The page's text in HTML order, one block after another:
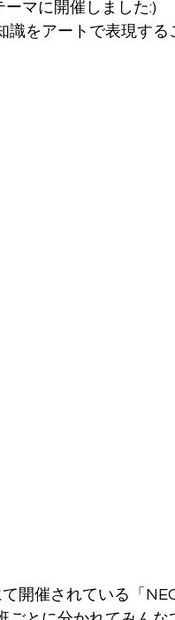
マに開催しました:)
をアートで表現する
開催されている「